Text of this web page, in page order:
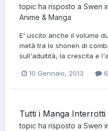
topic ha risposto a Swen
Anime & Manga
E' uscito anche il volume
metà tra lo shonen di
sull'adultità, la crescita e
10 Gennaio, 2013
Tutti i Manga Interrotti
topic ha risposto a Swen